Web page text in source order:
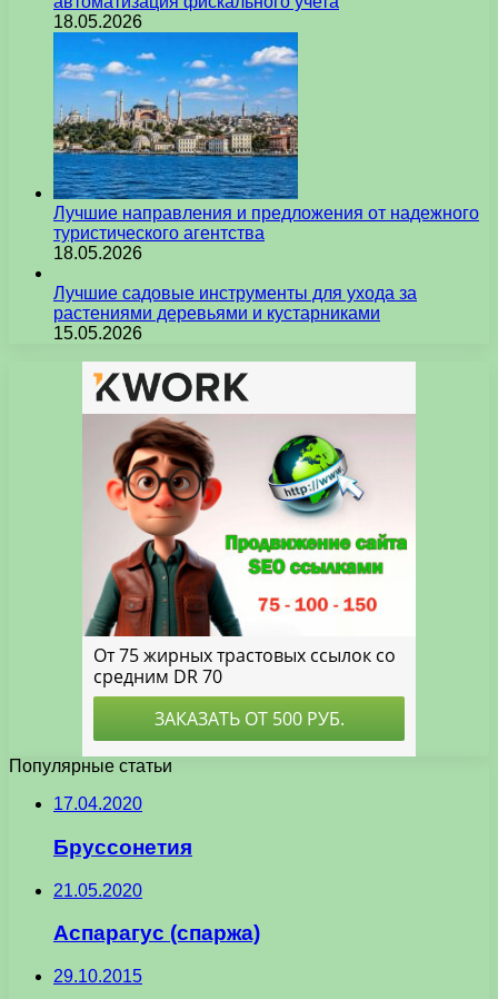
18.05.2026
Лучшие направления и предложения от надежного
туристического агентства
18.05.2026
Лучшие садовые инструменты для ухода за
растениями деревьями и кустарниками
15.05.2026
Популярные статьи
17.04.2020
Бруссонетия
21.05.2020
Аспарагус (спаржа)
29.10.2015